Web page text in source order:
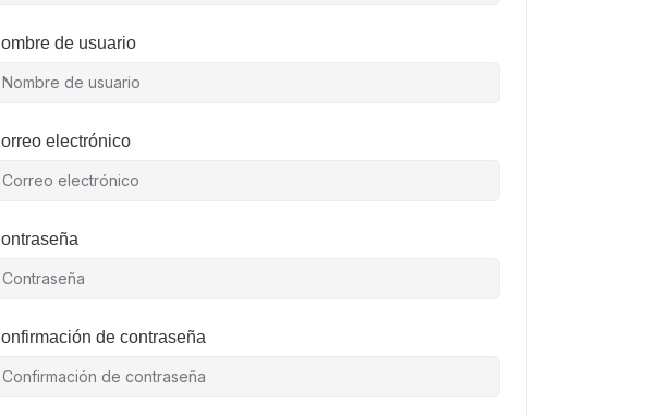
de usuario
electrónico
de contraseña